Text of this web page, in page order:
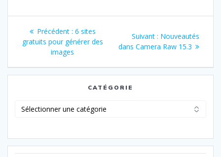
Navigation
de
l’article
Précédent : Article
précédent
6 sites
gratuits pour générer des
images
Suivant : Article
suivant
Nouveautés
dans Camera Raw 15.3
CATÉGORIE